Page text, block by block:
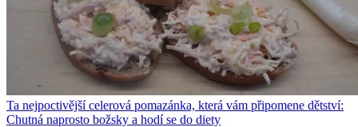
Ta nejpoctivější celerová pomazánka, která vám připomene dětství:
Chutná naprosto božsky a hodí se do diety